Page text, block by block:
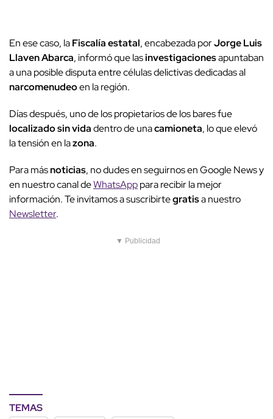
En ese caso, laFiscalía estatal, encabezada porJorge Luis
Llaven Abarca, informó que lasinvestigacionesapuntaban
a una posible disputa entre células delictivas dedicadas al
narcomenudeoen la región.
Días después, uno de los propietarios de los bares fue
localizado sin vidadentro de unacamioneta, lo que elevó
la tensión en lazona.
Para másnoticias, no dudes en seguirnos en Google News y
en nuestro canal deWhatsApppara recibir la mejor
información. Te invitamos a suscribirtegratisa nuestro
Newsletter.
▼ Publicidad
TEMAS